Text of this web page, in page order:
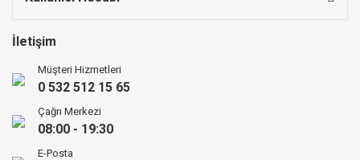
İletişim
Müşteri Hizmetleri
0 532 512 15 65
Çağrı Merkezi
08:00 - 19:30
E-Posta